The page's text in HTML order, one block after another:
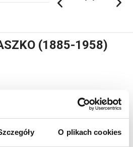
O plikach cookies
(1885-1958)
papier; 27,5 x 41,5 cm (w świetle